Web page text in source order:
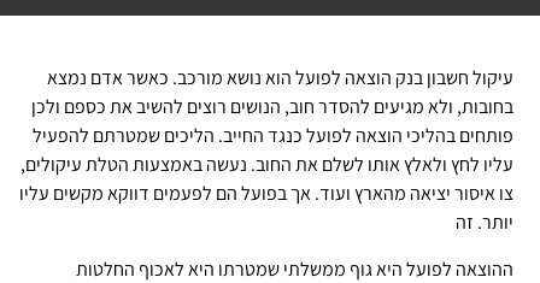
חשבון בנק הוצאה לפועל הוא נושא מורכב. כאשר אדם נמצא
ולא מגיעים להסדר חוב, הנושים רוצים להשיב את כספם ולכן
בהליכי הוצאה לפועל כנגד החייב.הליכים שמטרתם להפעיל
לחץ ולאלץ אותו לשלם את החוב. נעשה באמצעות הטלת עיקולים,
איסור יציאה מהארץ ועוד. אך בפועל הם לפעמים דווקא מקשים עליו
זה
לפועל היא גוף ממשלתי שמטרתו היא לאכוף החלטות